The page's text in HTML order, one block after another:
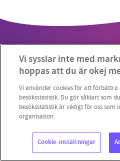
Copyright 2023 ©
nyhetsbevakning och
utveckla vårt arbete –
vill
Stötta vårt arbete genom
Läs vad vi
Vi sysslar inte med
hoppas att du är okej
Vi använder cookies för att förbättra
besöksstatistik. Du gör såklart som
besöksstatistik är viktigt för oss som
organisation.
Cookie-inställningar